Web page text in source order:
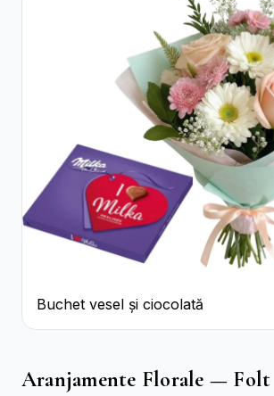
Buchet vesel și ciocolată
Aranjamente Florale — Folt